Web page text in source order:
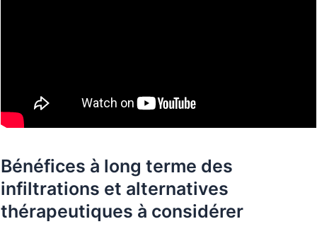
Bénéfices à long terme des
infiltrations et alternatives
thérapeutiques à considérer